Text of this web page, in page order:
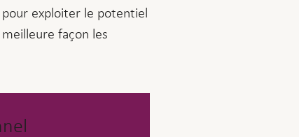
exploiter le potentiel
façon les